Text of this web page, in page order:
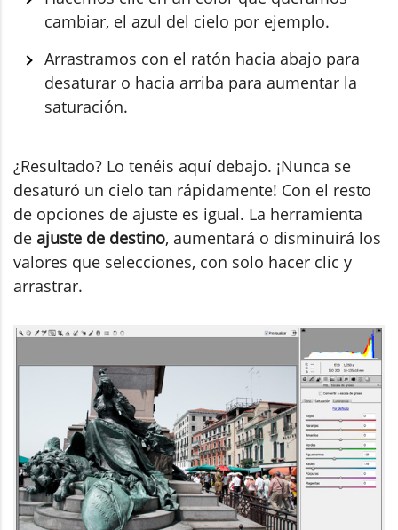
cambiar, el azul del cielo por ejemplo.
Arrastramos con el ratón hacia abajo para
desaturar o hacia arriba para aumentar la
saturación.
¿Resultado? Lo tenéis aquí debajo. ¡Nunca se
desaturó un cielo tan rápidamente! Con el resto
de opciones de ajuste es igual. La herramienta
de ajuste de destino, aumentará o disminuirá los
valores que selecciones, con solo hacer clic y
arrastrar.